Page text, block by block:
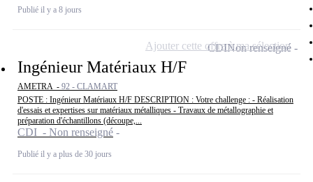
Publié il y a 8 jours
Ingénieur Matériaux H/F
AMETRA - 92 - CLAMART
POSTE : Ingénieur Matériaux H/F DESCRIPTION : Votre challenge : - Réalisation
d'essais et expertises sur matériaux métalliques - Travaux de métallographie et
préparation d'échantillons (découpe,...
CDI - Non renseigné
Publié il y a plus de 30 jours
CDINon renseigné
Ajouter cette offre à ma sélection